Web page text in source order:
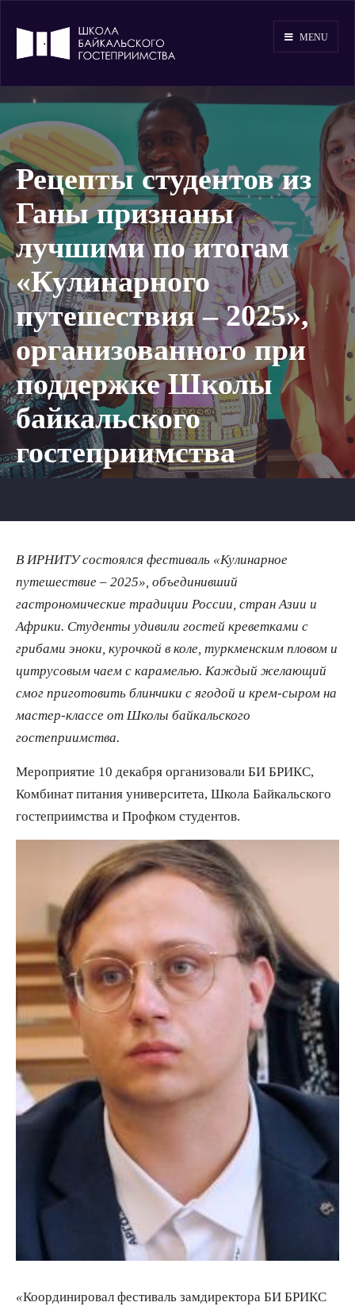
MENU
Рецепты студентов из
Ганы признаны
лучшими по итогам
«Кулинарного
путешествия – 2025»,
организованного при
поддержке Школы
байкальского
гостеприимства
В ИРНИТУ состоялся фестиваль «Кулинарное
путешествие – 2025», объединивший
гастрономические традиции России, стран Азии и
Африки. Студенты удивили гостей креветками с
грибами эноки, курочкой в коле, туркменским пловом и
цитрусовым чаем с карамелью. Каждый желающий
смог приготовить блинчики с ягодой и крем-сыром на
мастер-классе от Школы байкальского
гостеприимства.
Мероприятие 10 декабря организовали БИ БРИКС,
Комбинат питания университета, Школа Байкальского
гостеприимства и Профком студентов.
«Координировал фестиваль замдиректора БИ БРИКС